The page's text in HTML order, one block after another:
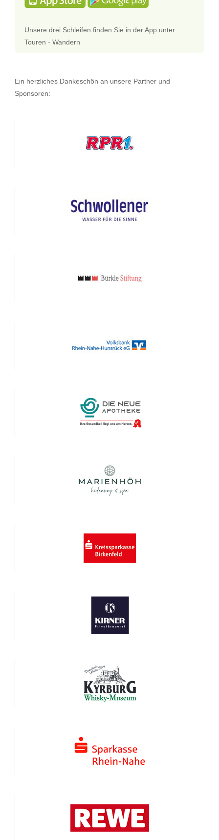
Unsere drei Schleifen finden Sie in der App unter:
Touren - Wandern
Ein herzliches Dankeschön an unsere Partner und
Sponsoren: